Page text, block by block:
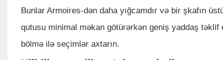
Bunlar Armoires-dən daha yığcamdır və bir şkafın
qutusu minimal məkan götürərkən geniş yaddaş
bölmə ilə seçimlər axtarın.